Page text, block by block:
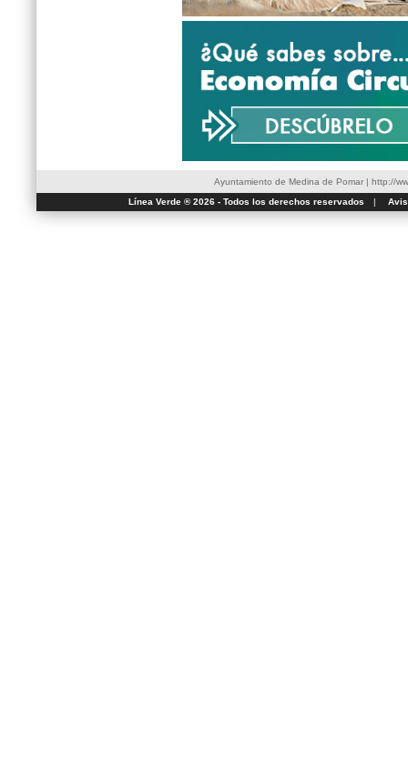
Ayuntamiento de Medina de Pomar| http://
Línea Verde ® 2026 - Todos los derechos reservados
|